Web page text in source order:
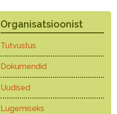
Organisatsioonist
Tutvustus
Dokumendid
Uudised
Lugemiseks